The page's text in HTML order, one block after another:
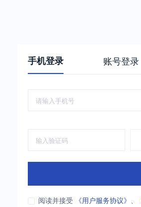
手机登录 账号登录
阅读并接受 《用户服务协议》 、